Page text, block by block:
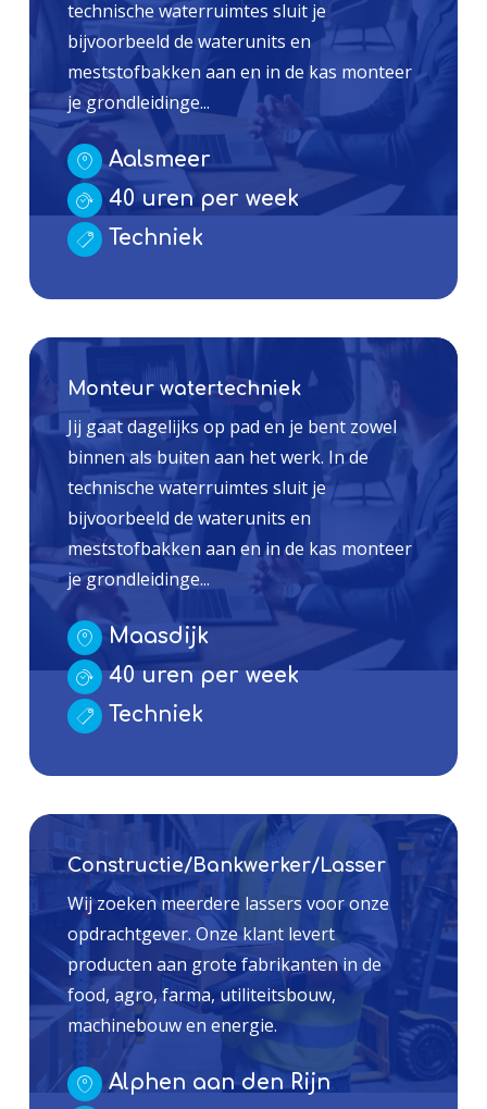
technische waterruimtes sluit je
bijvoorbeeld de waterunits en
meststofbakken aan en in de kas monteer
je grondleidinge...
Aalsmeer
40 uren per week
Techniek
Monteur watertechniek
Jij gaat dagelijks op pad en je bent zowel
binnen als buiten aan het werk. In de
technische waterruimtes sluit je
bijvoorbeeld de waterunits en
meststofbakken aan en in de kas monteer
je grondleidinge...
Maasdijk
40 uren per week
Techniek
Constructie/Bankwerker/Lasser
Wij zoeken meerdere lassers voor onze
opdrachtgever. Onze klant levert
producten aan grote fabrikanten in de
food, agro, farma, utiliteitsbouw,
machinebouw en energie.
Alphen aan den Rijn